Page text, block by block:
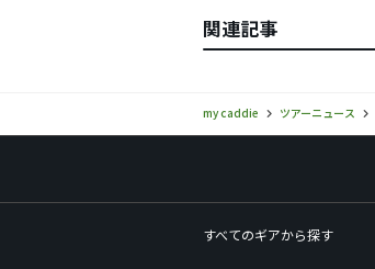
関連記事
my caddie ツアーニュース
すべてのギアから探す